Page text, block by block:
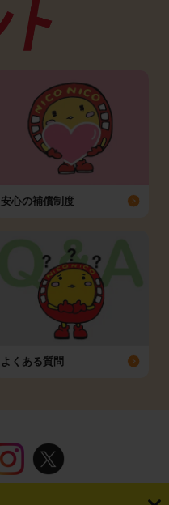
安心の補償制度
よくある質問